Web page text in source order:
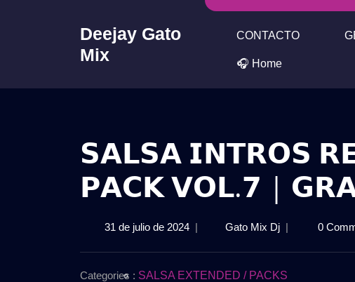
Deejay Gato
Mix
CONTACTO
🎧 Home
𝗦𝗔𝗟𝗦𝗔 𝗜𝗡𝗧𝗥𝗢𝗦
𝗣𝗔𝗖𝗞 𝗩𝗢𝗟.𝟳 |
31 de julio de 202431
de
| Gato Mix Dj𝗦𝗔𝗟𝗦𝗔
𝟮𝟬𝟮𝟰
| 0
Categories : SALSA EXTENDED / PACKS